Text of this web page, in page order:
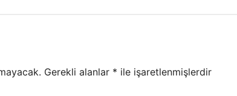
Gerekli alanlar * ile işaretlenmişlerdir